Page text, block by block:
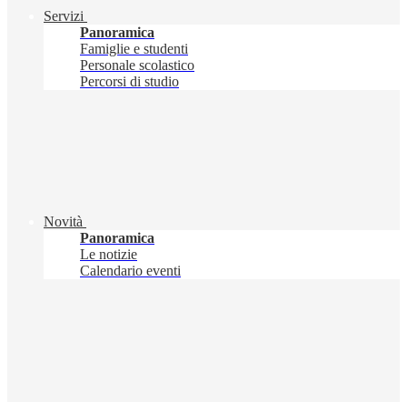
Servizi
Panoramica
Famiglie e studenti
Personale scolastico
Percorsi di studio
Novità
Panoramica
Le notizie
Calendario eventi